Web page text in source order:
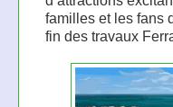
familles et les fans
fin des travaux